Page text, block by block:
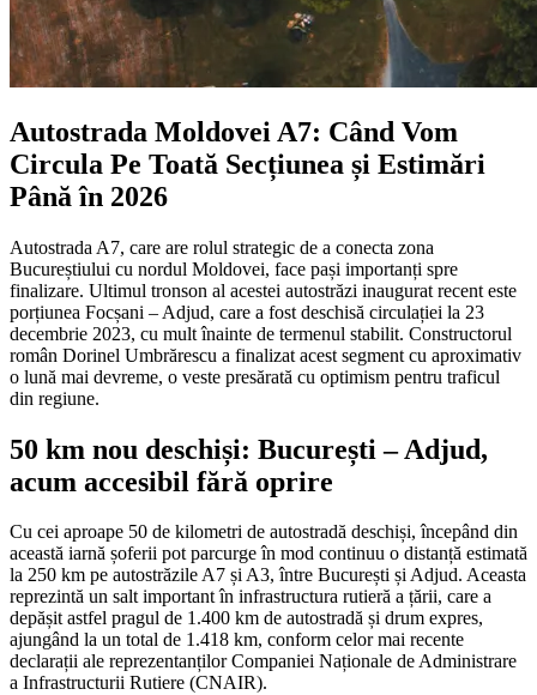
Autostrada Moldovei A7: Când Vom
Circula Pe Toată Secțiunea și Estimări
Până în 2026
Autostrada A7, care are rolul strategic de a conecta zona
Bucureștiului cu nordul Moldovei, face pași importanți spre
finalizare. Ultimul tronson al acestei autostrăzi inaugurat recent este
porțiunea Focșani – Adjud, care a fost deschisă circulației la 23
decembrie 2023, cu mult înainte de termenul stabilit. Constructorul
român Dorinel Umbrărescu a finalizat acest segment cu aproximativ
o lună mai devreme, o veste presărată cu optimism pentru traficul
din regiune.
50 km nou deschiși: București – Adjud,
acum accesibil fără oprire
Cu cei aproape 50 de kilometri de autostradă deschiși, începând din
această iarnă șoferii pot parcurge în mod continuu o distanță estimată
la 250 km pe autostrăzile A7 și A3, între București și Adjud. Aceasta
reprezintă un salt important în infrastructura rutieră a țării, care a
depășit astfel pragul de 1.400 km de autostradă și drum expres,
ajungând la un total de 1.418 km, conform celor mai recente
declarații ale reprezentanților Companiei Naționale de Administrare
a Infrastructurii Rutiere (CNAIR).